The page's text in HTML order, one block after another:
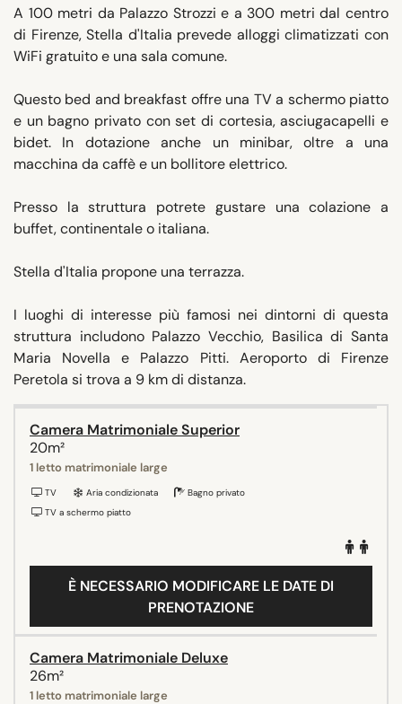
A 100 metri da Palazzo Strozzi e a 300 metri dal centro
di Firenze, Stella d'Italia prevede alloggi climatizzati con
WiFi gratuito e una sala comune.
Questo bed and breakfast offre una TV a schermo piatto
e un bagno privato con set di cortesia, asciugacapelli e
bidet. In dotazione anche un minibar, oltre a una
macchina da caffè e un bollitore elettrico.
Presso la struttura potrete gustare una colazione a
buffet, continentale o italiana.
Stella d'Italia propone una terrazza.
I luoghi di interesse più famosi nei dintorni di questa
struttura includono Palazzo Vecchio, Basilica di Santa
Maria Novella e Palazzo Pitti. Aeroporto di Firenze
Peretola si trova a 9 km di distanza.
Camera Matrimoniale Superior
20m²
1 letto matrimoniale large
TV Aria condizionata
Bagno privato
TV a schermo piatto
È NECESSARIO MODIFICARE LE DATE DI
PRENOTAZIONE
Camera Matrimoniale Deluxe
26m²
1 letto matrimoniale large